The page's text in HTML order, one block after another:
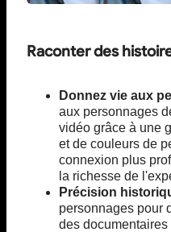
Raconter des
Donnez vie aux
aux personnages
vidéo grâce à une
et de couleurs de
connexion plus
la richesse de
Précision
personnages pour
des